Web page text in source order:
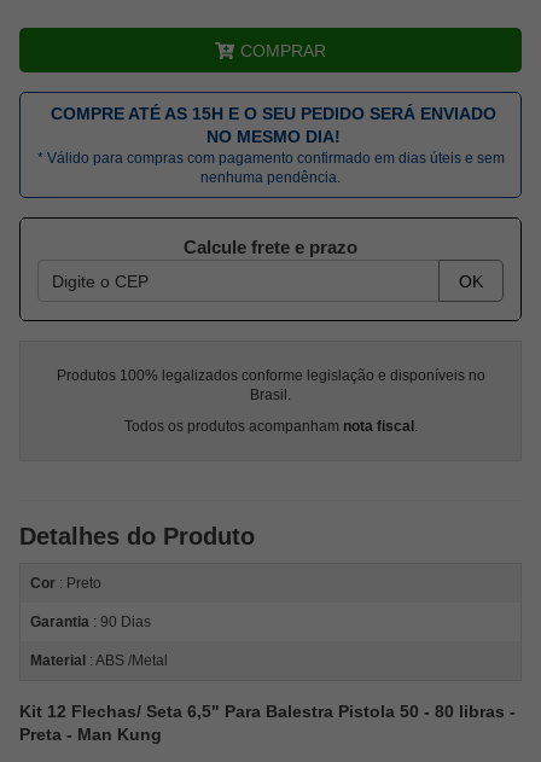
COMPRAR
COMPRE ATÉ AS 15H E O SEU PEDIDO SERÁ ENVIADO
NO MESMO DIA!
* Válido para compras com pagamento confirmado em dias úteis e sem
nenhuma pendência.
Calcule frete e prazo
OK
Produtos 100% legalizados conforme legislação e disponíveis no
Brasil.
Todos os produtos acompanham nota fiscal .
Detalhes do Produto
Cor : Preto
Garantia : 90 Dias
Material : ABS /Metal
Kit 12 Flechas/ Seta 6,5" Para Balestra Pistola 50 - 80 libras -
Preta - Man Kung